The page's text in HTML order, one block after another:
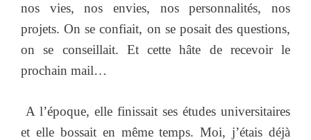
nos vies, nos envies, nos personnalités, nos
projets. On se confiait, on se posait des questions,
on se conseillait. Et cette hâte de recevoir le
prochain mail…
A l’époque, elle finissait ses études universitaires
et elle bossait en même temps. Moi, j’étais déjà